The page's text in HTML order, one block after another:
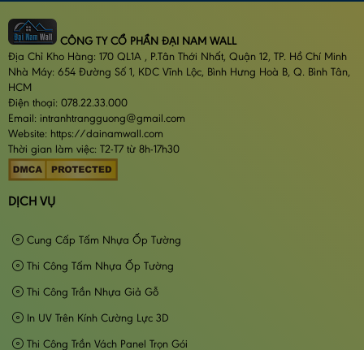
CÔNG TY CỔ PHẦN ĐẠI NAM WALL
Địa Chỉ Kho Hàng: 170 QL1A , P.Tân Thới Nhất, Quận 12, TP. Hồ Chí Minh
Nhà Máy: 654 Đường Số 1, KDC Vĩnh Lộc, Bình Hưng Hoà B, Q. Bình Tân,
HCM
Điện thoại: 078.22.33.000
Email: intranhtrangguong@gmail.com
Website: https://dainamwall.com
Thời gian làm việc: T2-T7 từ 8h-17h30
DỊCH VỤ
Cung Cấp Tấm Nhựa Ốp Tường
Thi Công Tấm Nhựa Ốp Tường
Thi Công Trần Nhựa Giả Gỗ
In UV Trên Kính Cường Lực 3D
Thi Công Trần Vách Panel Trọn Gói